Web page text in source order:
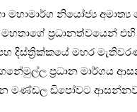
මහාමාර්ග නියෝජ්‍ය
ප්‍රධානත්වයෙන් එහි
දිස්ත්‍රික්කයේ මහර
ප්‍රධාන මාර්ගය
මණ්ඩල ඩිපෝවට